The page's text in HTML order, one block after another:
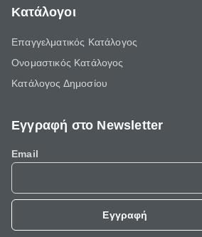
Κατάλογοι
Επαγγελματικός Κατάλογος
Ονομαστικός Κατάλογος
Κατάλογος Δημοσίου
Εγγραφή στο Newsletter
Email
Εγγραφή